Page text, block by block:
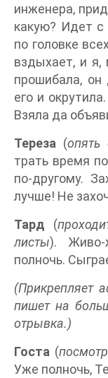
инженера,
какую? Идет с
по головке
вздыхает, и я,
прошибала,
его и
Взяла да
Тереза (опять
трать время
по-другому.
лучше! Не
Тард (
листы). Живо-
полночь.
(Прикрепляет
пишет на
отрывка.)
Госта (
Уже полночь,